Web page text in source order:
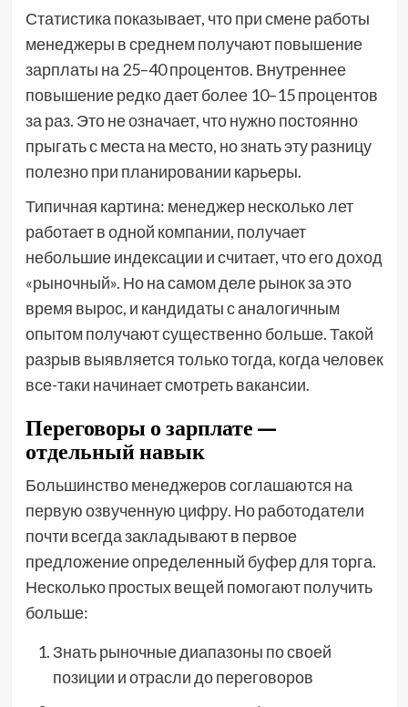
Статистика показывает, что при смене работы
менеджеры в среднем получают повышение
зарплаты на 25–40 процентов. Внутреннее
повышение редко дает более 10–15 процентов
за раз. Это не означает, что нужно постоянно
прыгать с места на место, но знать эту разницу
полезно при планировании карьеры.
Типичная картина: менеджер несколько лет
работает в одной компании, получает
небольшие индексации и считает, что его доход
«рыночный». Но на самом деле рынок за это
время вырос, и кандидаты с аналогичным
опытом получают существенно больше. Такой
разрыв выявляется только тогда, когда человек
все-таки начинает смотреть вакансии.
Переговоры о зарплате —
отдельный навык
Большинство менеджеров соглашаются на
первую озвученную цифру. Но работодатели
почти всегда закладывают в первое
предложение определенный буфер для торга.
Несколько простых вещей помогают получить
больше:
Знать рыночные диапазоны по своей
позиции и отрасли до переговоров